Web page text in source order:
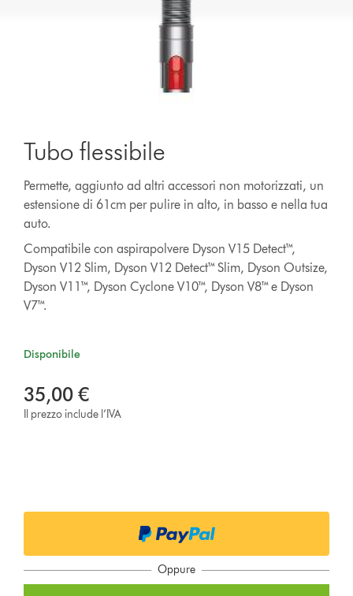
Tubo flessibile
Permette, aggiunto ad altri accessori non motorizzati, un
estensione di 61cm per pulire in alto, in basso e nella tua
auto.
Compatibile con aspirapolvere Dyson V15 Detect™,
Dyson V12 Slim, Dyson V12 Detect™ Slim, Dyson Outsize,
Dyson V11™, Dyson Cyclone V10™, Dyson V8™ e Dyson
V7™.
Disponibile
35,00 €
Il prezzo include l’IVA
Oppure